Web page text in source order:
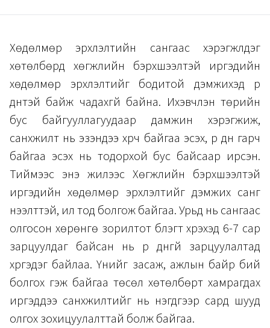
Хөдөлмөр эрхлэлтийн сангаас хэрэгжүүлдэг
хөтөлбөрүүд хөгжлийн бэрхшээлтэй иргэдийн
хөдөлмөр эрхлэлтийг бодитой дэмжихэд үр
дүнтэй байж чадахгүй байна. Ихэвчлэн төрийн
бус байгууллагуудаар дамжин хэрэгжиж,
санхүүжилт нь эзэндээ хүрч байгаа эсэх, үр дүн гарч
байгаа эсэх нь тодорхой бус байсаар ирсэн.
Тиймээс энэ жилээс Хөгжлийн бэрхшээлтэй
иргэдийн хөдөлмөр эрхлэлтийг дэмжих санг
нээлттэй, ил тод болгож байгаа. Урьд нь сангаас
олгосон хөрөнгө зорилтот бүлэгт хүрэхэд 6-7 сар
зарцуулдаг байсан нь үр дүнгүй зарцуулалтад
хүргэдэг байлаа. Үүнийг засаж, ажлын байр бий
болгох гэж байгаа төсөл хөтөлбөрт хамрагдах
иргэддээ санхүүжилтийг нь нэгдүгээр сард шууд
олгох зохицуулалттай болж байгаа.